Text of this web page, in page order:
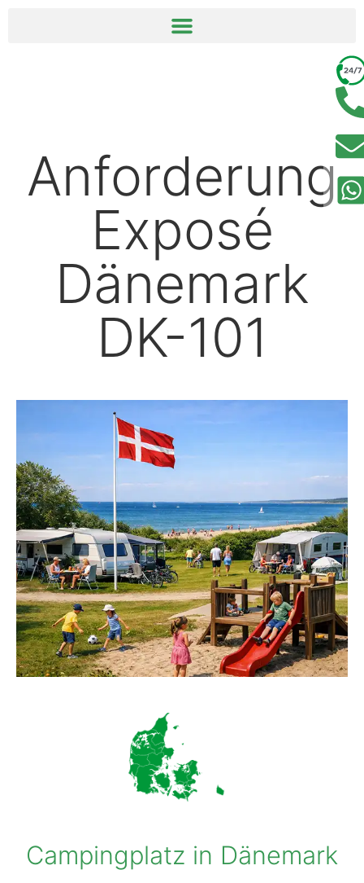
Anforderung
Exposé
Dänemark
DK-101
Campingplatz in Dänemark